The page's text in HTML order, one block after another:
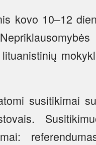
kovo 10–12
susitikimai